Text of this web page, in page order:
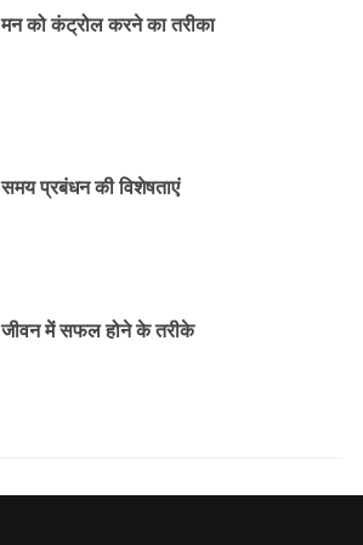
मन को कंट्रोल करने का तरीका
समय प्रबंधन की विशेषताएं
जीवन में सफल होने के तरीके